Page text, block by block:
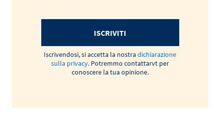
ISCRIVITI
Iscrivendosi, si accetta la nostra dichiarazione
sulla privacy. Potremmo contattarvt per
conoscere la tua opinione.